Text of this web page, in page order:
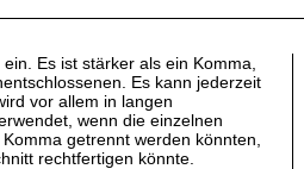
Es ist stärker als ein Komma,
Es kann jederzeit
vor allem in langen
wenn die einzelnen
getrennt werden könnten,
rechtfertigen könnte.